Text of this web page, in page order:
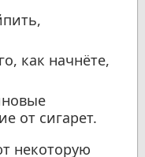
как начнёте,
от сигарет.
некоторую